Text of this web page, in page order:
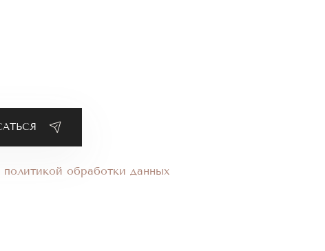
политикой обработки данных